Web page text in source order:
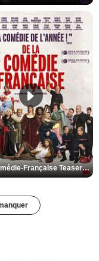
De la Comédie-Française Teaser VF